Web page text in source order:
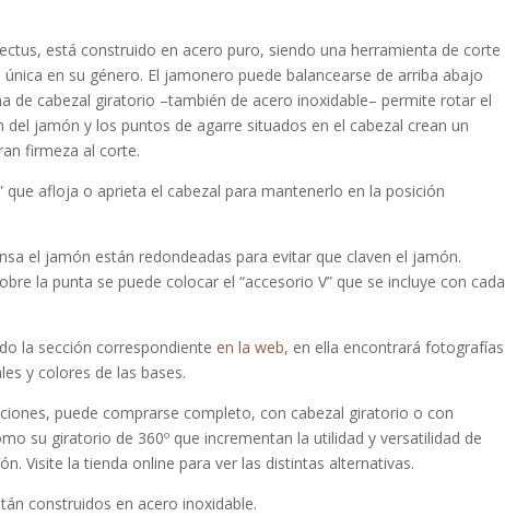
está construido en acero puro, siendo una herramienta de corte
en su género. El jamonero puede balancearse de arriba abajo
de cabezal giratorio –también de acero inoxidable– permite rotar el
jamón y los puntos de agarre situados en el cabezal crean un
firmeza al corte.
que afloja o aprieta el cabezal para mantenerlo en la posición
el jamón están redondeadas para evitar que claven el jamón.
la punta se puede colocar el “accesorio V” que se incluye con cada
la sección correspondienteen la web, en ella encontrará fotografías
y colores de las bases.
puede comprarse completo, con cabezal giratorio o con
su giratorio de 360º que incrementan la utilidad y versatilidad de
Visite la tienda online para ver las distintas alternativas.
construidos en acero inoxidable.